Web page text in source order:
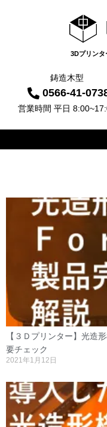
3Dプリンタ
鋳造木型
0566-41-
営業時間 平日
【３Ｄプリンター】光造
要チェック
2021年1月12日